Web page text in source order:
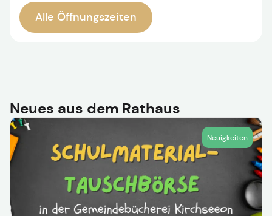
Alle Öffnungszeiten
Neues aus dem Rathaus
Neuigkeiten